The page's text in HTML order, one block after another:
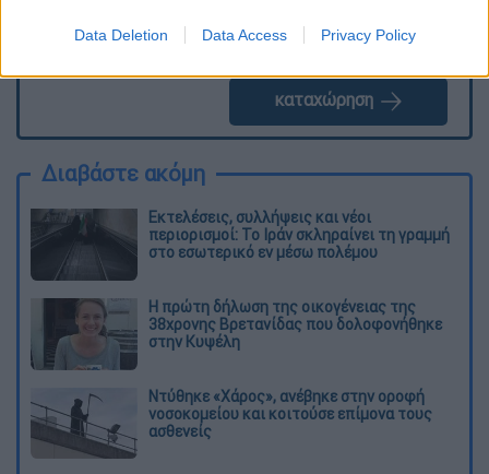
Data Deletion Data Access Privacy Policy
καταχώρηση
Διαβάστε ακόμη
Εκτελέσεις, συλλήψεις και νέοι
περιορισμοί: Το Ιράν σκληραίνει τη γραμμή
στο εσωτερικό εν μέσω πολέμου
Η πρώτη δήλωση της οικογένειας της
38χρονης Βρετανίδας που δολοφονήθηκε
στην Κυψέλη
Ντύθηκε «Χάρος», ανέβηκε στην οροφή
νοσοκομείου και κοιτούσε επίμονα τους
ασθενείς